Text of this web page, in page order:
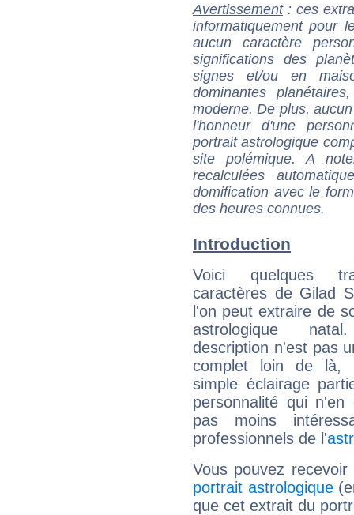
Avertissement: ces
informatiquement pour
aucun caractère
significations des
signes et/ou en
dominantes
moderne. De plus,
l'honneur d'une
portrait astrologique
site polémique. A
recalculées
domification avec le
des heures connues.
Introduction
Voici quelques
caractères de Gilad
l'on peut extraire de
astrologique
description n'est pas
complet loin de là,
simple éclairage
personnalité qui n'en
pas moins
professionnels de l'
Vous pouvez
portrait astrologique
que cet extrait du